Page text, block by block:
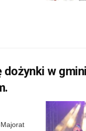
dożynki w